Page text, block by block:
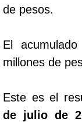
Dorado
de pesos.
El
millones de
Este es el
de julio de